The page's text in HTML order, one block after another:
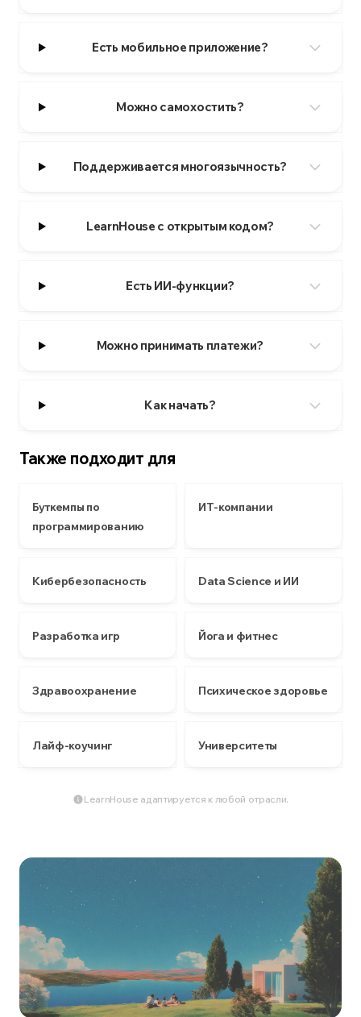
Есть мобильное приложение?
Можно самохостить?
Поддерживается многоязычность?
LearnHouse с открытым кодом?
Есть ИИ-функции?
Можно принимать платежи?
Как начать?
Также подходит для
Буткемпы по
программированию
ИТ-компании
Кибербезопасность Data Science и ИИ
Разработка игр Йога и фитнес
Здравоохранение Психическое здоровье
Лайф-коучинг Университеты
LearnHouse адаптируется к любой отрасли.